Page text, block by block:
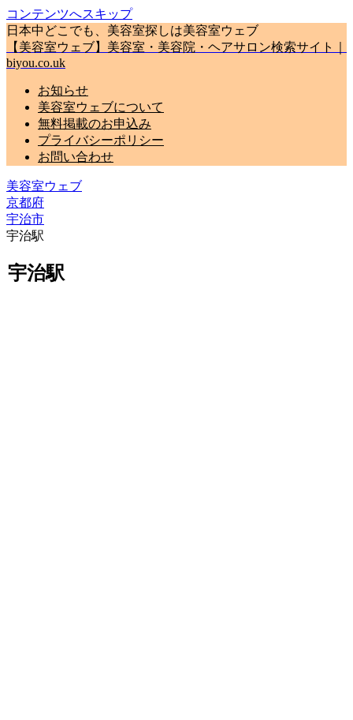
コンテンツへスキップ
日本中どこでも、美容室探しは美容室ウェブ
【美容室ウェブ】美容室・美容院・ヘアサロン検索サイト｜
biyou.co.uk
お知らせ
美容室ウェブについて
無料掲載のお申込み
プライバシーポリシー
お問い合わせ
美容室ウェブ
京都府
宇治市
宇治駅
宇治駅